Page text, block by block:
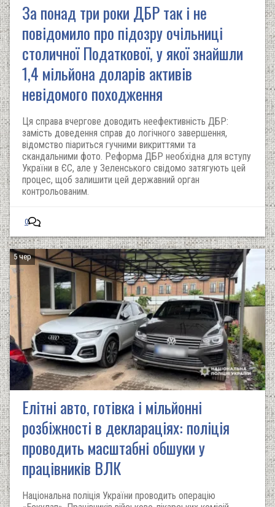
За понад три роки ДБР так і не
повідомилo про підозру очільниці
столичної Податкової, у якої знайшли
1,4 мільйона доларів активів
невідомого походження
Ця справа вчергове доводить неефективність ДБР:
замість доведення справ до логічного завершення,
відомство піариться гучними викриттями та
скандальними фото. Реформа ДБР необхідна для вступу
України в ЄС, але у Зеленського свідомо затягують цей
процес, щоб залишити цей державний орган
контрольованим.
0
5 чер
Елітні авто, готівка і мільйонні
розбіжності в деклараціях: поліція
проводить масштабні обшуки у
працівників ВЛК
Національна поліція України проводить операцію